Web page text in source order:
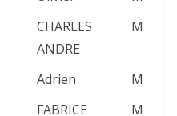
CHARLES
ANDRE
M
Adrien M
FABRICE M